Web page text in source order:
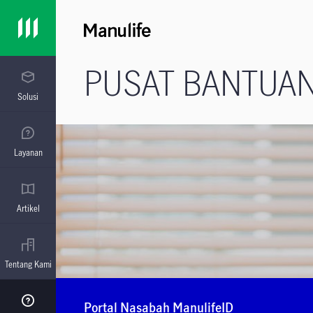
Solusi
Layanan
Artikel
Tentang Kami
PUSAT
Portal Nasabah ManulifeID